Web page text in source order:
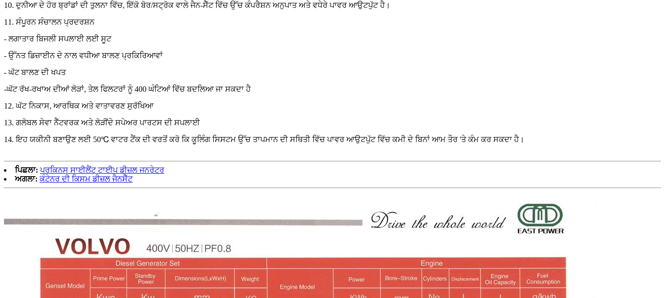
10. ਦੁਨੀਆ ਦੇ ਹੋਰ ਬ੍ਰਾਂਡਾਂ ਦੀ ਤੁਲਨਾ ਵਿੱਚ, ਇੱਕੋ ਬੋਰ/ਸਟ੍ਰੋਕ ਵਾਲੇ ਜੈਨ-ਸੈੱਟ ਵਿੱਚ ਉੱਚ ਕੰਪਰੈਸ਼ਨ ਅਨੁਪਾਤ ਅਤੇ ਵਧੇਰੇ ਪਾਵਰ ਆਉਟਪੁੱਟ ਹੈ।
11. ਸੰਪੂਰਨ ਸੰਚਾਲਨ ਪ੍ਰਦਰਸ਼ਨ
- ਲਗਾਤਾਰ ਬਿਜਲੀ ਸਪਲਾਈ ਲਈ ਸੂਟ
- ਉੱਨਤ ਡਿਜ਼ਾਈਨ ਦੇ ਨਾਲ ਵਧੀਆ ਬਾਲਣ ਪ੍ਰਕਿਰਿਆਵਾਂ
- ਘੱਟ ਬਾਲਣ ਦੀ ਖਪਤ
-ਘੱਟ ਰੱਖ-ਰਖਾਅ ਦੀਆਂ ਲੋੜਾਂ, ਤੇਲ ਫਿਲਟਰਾਂ ਨੂੰ 400 ਘੰਟਿਆਂ ਵਿੱਚ ਬਦਲਿਆ ਜਾ ਸਕਦਾ ਹੈ
12. ਘੱਟ ਨਿਕਾਸ, ਆਰਥਿਕ ਅਤੇ ਵਾਤਾਵਰਣ ਸੁਰੱਖਿਆ
13. ਗਲੋਬਲ ਸੇਵਾ ਨੈੱਟਵਰਕ ਅਤੇ ਲੋੜੀਂਦੇ ਸਪੇਅਰ ਪਾਰਟਸ ਦੀ ਸਪਲਾਈ
14. ਇਹ ਯਕੀਨੀ ਬਣਾਉਣ ਲਈ 50℃ ਵਾਟਰ ਟੈਂਕ ਦੀ ਵਰਤੋਂ ਕਰੋ ਕਿ ਕੂਲਿੰਗ ਸਿਸਟਮ ਉੱਚ ਤਾਪਮਾਨ ਦੀ ਸਥਿਤੀ ਵਿੱਚ ਪਾਵਰ ਆਉਟਪੁੱਟ ਵਿੱਚ ਕਮੀ ਦੇ ਬਿਨਾਂ ਆਮ ਤੌਰ 'ਤੇ ਕੰਮ ਕਰ ਸਕਦਾ ਹੈ।
ਪਿਛਲਾ: ਪਰਕਿਨਸ ਸਾਈਲੈਂਟ ਟਾਈਪ ਡੀਜ਼ਲ ਜਨਰੇਟਰ
ਅਗਲਾ: ਕੰਟੇਨਰ ਦੀ ਕਿਸਮ ਡੀਜ਼ਲ ਜੈਨਸੈੱਟ